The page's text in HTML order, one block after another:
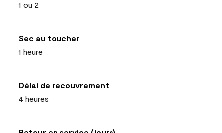
1 ou 2
Sec au toucher
1 heure
Délai de recouvrement
4 heures